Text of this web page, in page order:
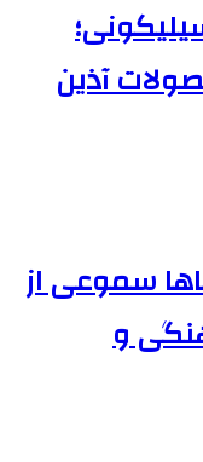
آذین
سموعی از
و